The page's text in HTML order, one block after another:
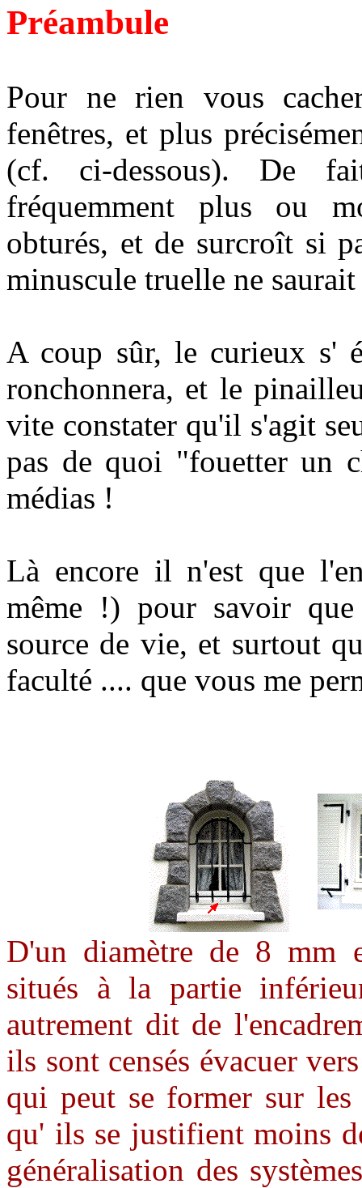
Préambule
Pour ne rien vous
fenêtres, et plus
(cf. ci-dessous). De
fréquemment plus ou
obturés, et de surcroît si
minuscule truelle ne
A coup sûr, le curieux s'
ronchonnera, et le
vite constater qu'il s'agit
pas de quoi "fouetter un
médias !
Là encore il n'est que
même !) pour savoir
source de vie, et surtout
faculté .... que vous me
D'un diamètre de 8 mm
situés à la partie
autrement dit de
ils sont censés évacuer
qui peut se former sur les
qu' ils se justifient moins
généralisation des